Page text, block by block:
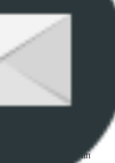
персональных
COOKIE-
по оказанию
защищены авторским
услуг "БелЮрОбеспечение"
1Б, e-mail:
, УНП